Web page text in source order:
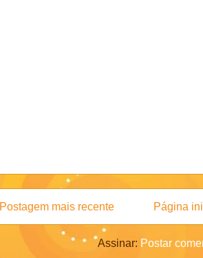
Postagem mais recente Página
Assinar: Postar